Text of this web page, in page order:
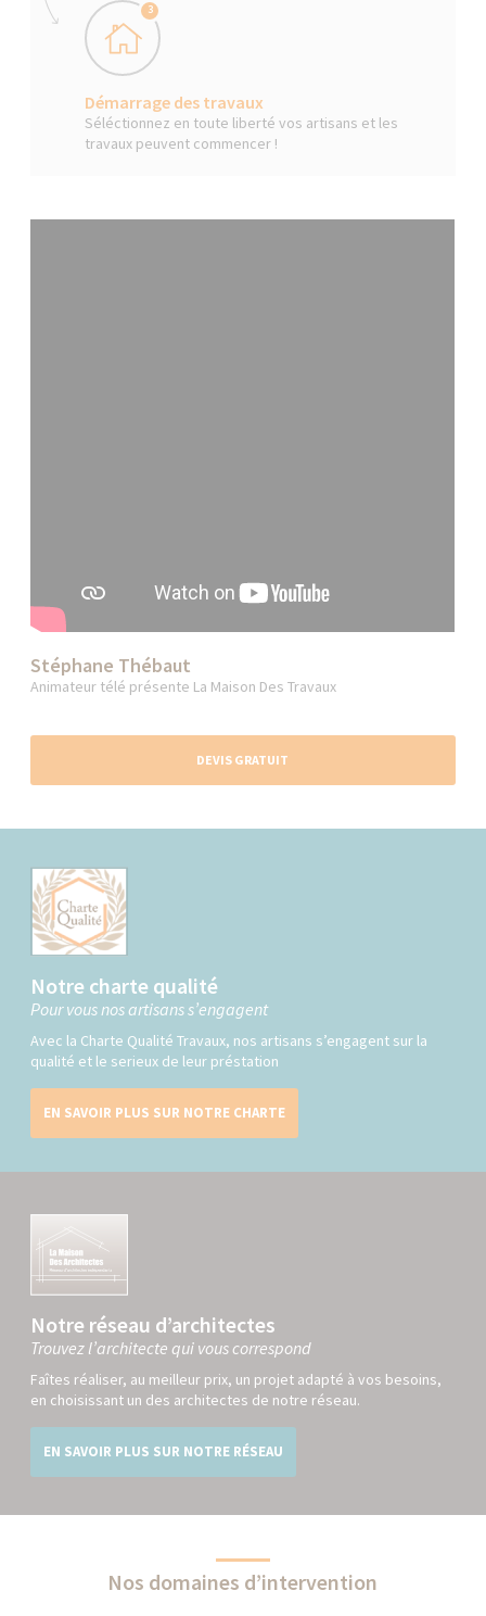
3
Démarrage des travaux
Séléctionnez en toute liberté vos artisans et les
travaux peuvent commencer !
Stéphane Thébaut
Animateur télé présente La Maison Des Travaux
DEVIS GRATUIT
Notre charte qualité
Pour vous nos artisans s’engagent
Avec la Charte Qualité Travaux, nos artisans s’engagent sur la
qualité et le serieux de leur préstation
EN SAVOIR PLUS SUR NOTRE CHARTE
Notre réseau d’architectes
Trouvez l’architecte qui vous correspond
Faîtes réaliser, au meilleur prix, un projet adapté à vos besoins,
en choisissant un des architectes de notre réseau.
EN SAVOIR PLUS SUR NOTRE RÉSEAU
Nos domaines d’intervention